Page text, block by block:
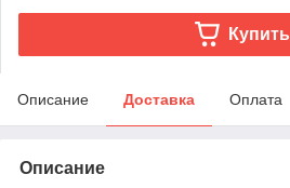
Купить
Описание Доставка Оплата
Описание